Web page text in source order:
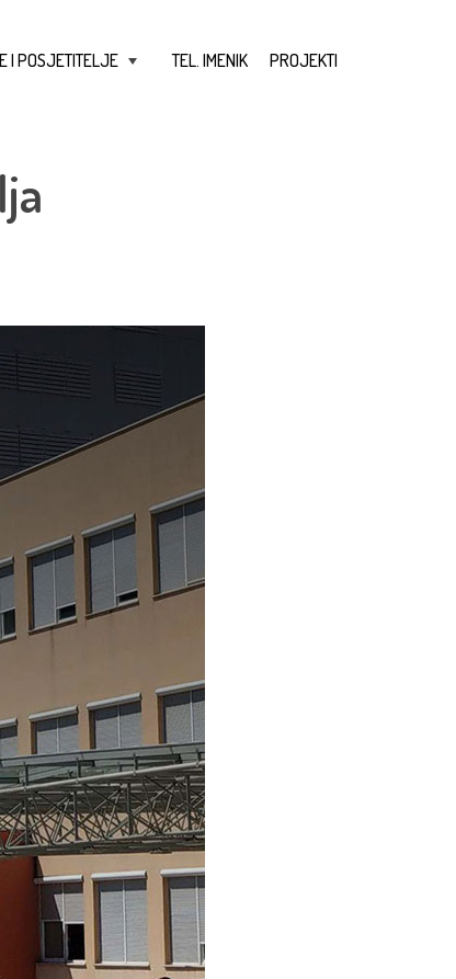
I POSJETITELJE TEL. IMENIK PROJEKTI